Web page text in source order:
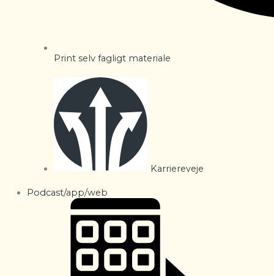
Print selv fagligt materiale
Karriereveje
Podcast/app/web